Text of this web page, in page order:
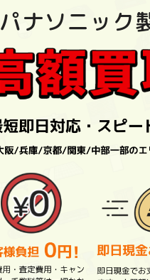
パナソニック